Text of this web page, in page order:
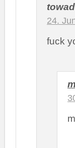
24.
fuck